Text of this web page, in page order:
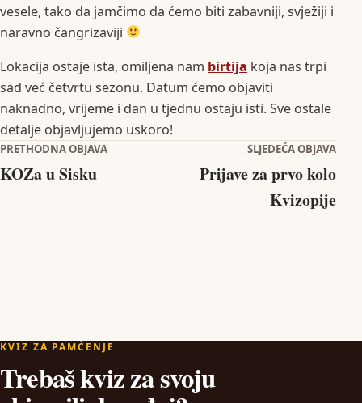
vesele, tako da jamčimo da ćemo biti zabavniji, svježiji i
naravno čangrizaviji
Lokacija ostaje ista, omiljena nam birtija koja nas trpi
sad već četvrtu sezonu. Datum ćemo objaviti
naknadno, vrijeme i dan u tjednu ostaju isti. Sve ostale
detalje objavljujemo uskoro!
Navigacija objava
PRETHODNA OBJAVA
KOZa u Sisku
SLJEDEĆA OBJAVA
Prijave za prvo kolo
Kvizopije
KVIZ ZA PAMĆENJE
Trebaš kviz za svoju